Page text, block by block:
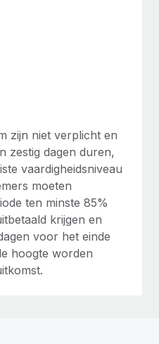
zijn niet verplicht en
zestig dagen duren,
vaardigheidsniveau
moeten
ten minste 85%
krijgen en
voor het einde
hoogte worden